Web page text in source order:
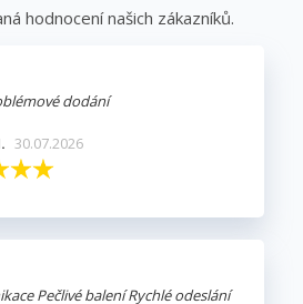
hodnocení našich zákazníků.
dodání
30.07.2026
Pečlivé balení Rychlé odeslání